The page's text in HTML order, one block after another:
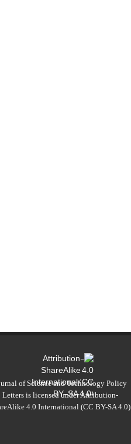
of Science and Technology Policy
Lettersis licensed underAttribution-
4.0 International (CC BY-SA 4.0)